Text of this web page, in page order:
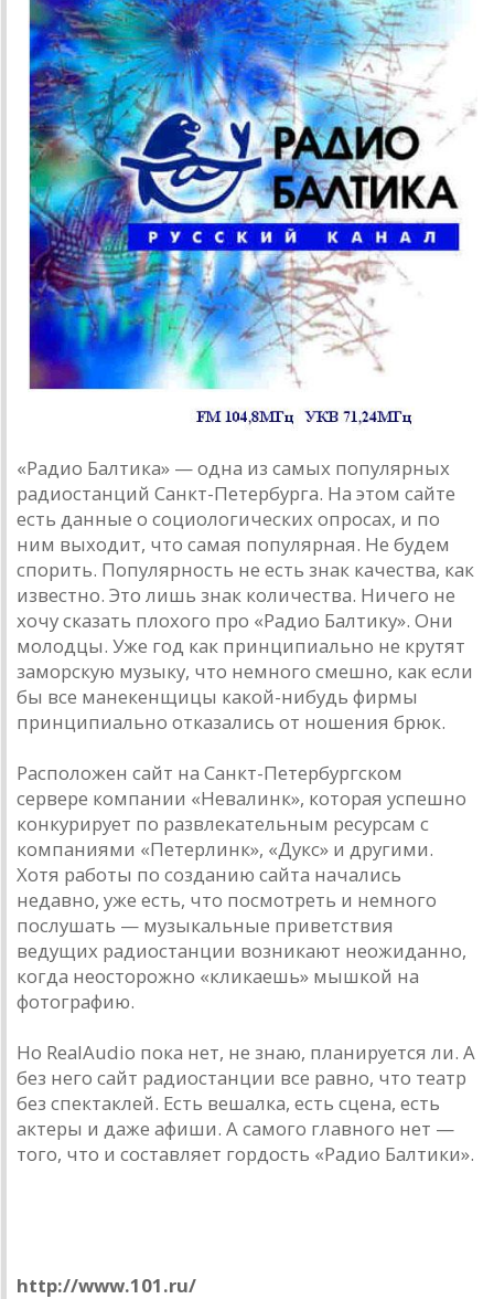
«Радио Балтика» — одна из самых популярных
радиостанций Санкт-Петербурга. На этом сайте
есть данные о социологических опросах, и по
ним выходит, что самая популярная. Не будем
спорить. Популярность не есть знак качества, как
известно. Это лишь знак количества. Ничего не
хочу сказать плохого про «Радио Балтику». Они
молодцы. Уже год как принципиально не крутят
заморскую музыку, что немного смешно, как если
бы все манекенщицы какой-нибудь фирмы
принципиально отказались от ношения брюк.
Расположен сайт на Санкт-Петербургском
сервере компании «Невалинк», которая успешно
конкурирует по развлекательным ресурсам с
компаниями «Петерлинк», «Дукс» и другими.
Хотя работы по созданию сайта начались
недавно, уже есть, что посмотреть и немного
послушать — музыкальные приветствия
ведущих радиостанции возникают неожиданно,
когда неосторожно «кликаешь» мышкой на
фотографию.
Но RealAudio пока нет, не знаю, планируется ли. А
без него сайт радиостанции все равно, что театр
без спектаклей. Есть вешалка, есть сцена, есть
актеры и даже афиши. А самого главного нет —
того, что и составляет гордость «Радио Балтики».
http://www.101.ru/